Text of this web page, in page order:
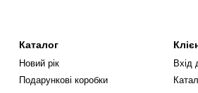
Каталог
Новий рік
Подарункові коробки
Вхід